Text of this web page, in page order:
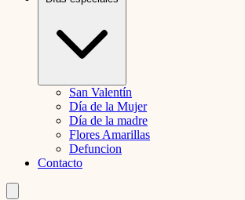
San Valentín
Día de la Mujer
Día de la madre
Flores Amarillas
Defuncion
Contacto